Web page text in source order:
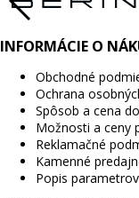
INFORMÁCIE O
Obchodné
Ochrana
Spôsob a cena
Možnosti a ceny
Reklamačné
Kamenné
Popis parametrov